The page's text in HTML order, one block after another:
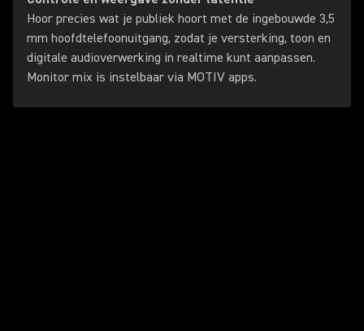
Hoor precies wat je publiek hoort met de ingebouwde 3,5
mm hoofdtelefoonuitgang, zodat je versterking, toon en
digitale audioverwerking in realtime kunt aanpassen.
Monitor mix is instelbaar via MOTIV apps.